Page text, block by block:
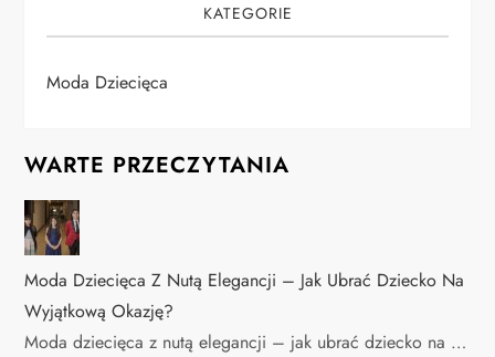
KATEGORIE
Moda Dziecięca
WARTE PRZECZYTANIA
Moda Dziecięca Z Nutą Elegancji – Jak Ubrać Dziecko Na
Wyjątkową Okazję?
Moda dziecięca z nutą elegancji – jak ubrać dziecko na …